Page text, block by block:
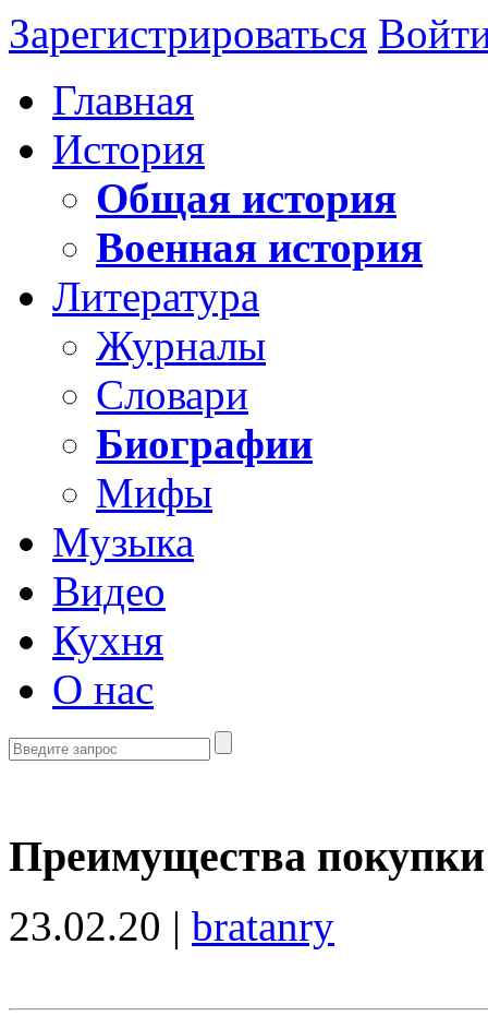
Зарегистрироваться
Главная
История
Общая история
Военная история
Литература
Журналы
Словари
Биографии
Мифы
Музыка
Видео
Кухня
О нас
Преимущества
23.02.20 | bratanry